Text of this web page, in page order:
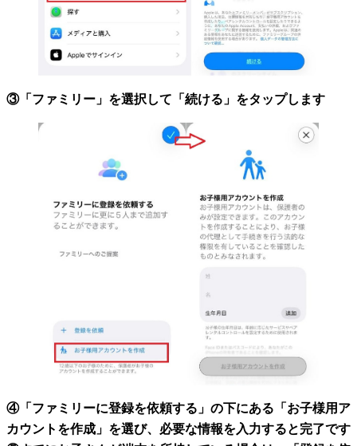
③「ファミリー」を選択して「続ける」をタップします
④「ファミリーに登録を依頼する」の下にある「お子様用ア
カウントを作成」を選び、必要な情報を入力すると完了です